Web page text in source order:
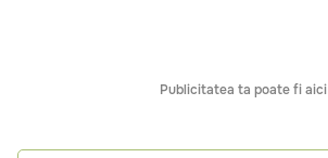
Publicitatea ta poate fi aici